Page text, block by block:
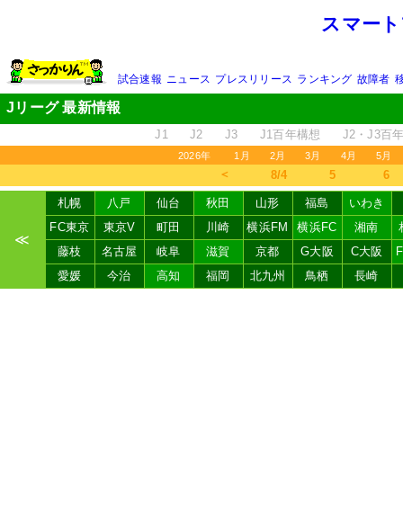
スマー
試合速報 ニュース プレスリリース ランキング 故障者
Jリーグ 最新情報
J1 J2 J3 J1百年構想 J2・J3百
2026年 1月 2月 3月 4月 5月
＜ 8/4 5 6
≪
札幌 八戸 仙台 秋田 山形 福島
いわき
FC東京
東京V 町田 川崎 横浜FM 横浜FC 湘南
藤枝
名古屋 岐阜 滋賀 京都 G大阪 C大阪
愛媛
今治 高知 福岡 北九州 鳥栖 長崎